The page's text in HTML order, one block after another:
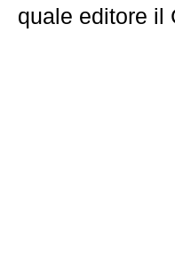
quale editore il